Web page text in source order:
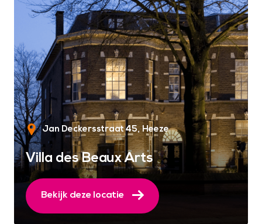
Jan Deckersstraat 45 Heeze
Villa des Beaux Arts
Bekijk deze locatie